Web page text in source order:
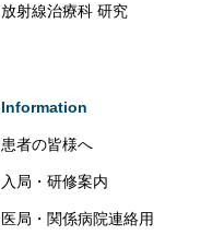
放射線治療科 研究
Information
患者の皆様へ
入局・研修案内
医局・関係病院連絡用